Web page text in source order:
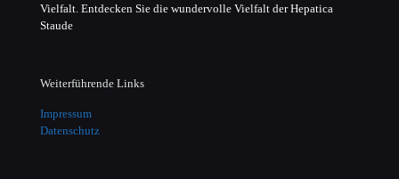
Vielfalt. Entdecken Sie die wundervolle Vielfalt der Hepatica
Staude
Weiterführende Links
Impressum
Datenschutz